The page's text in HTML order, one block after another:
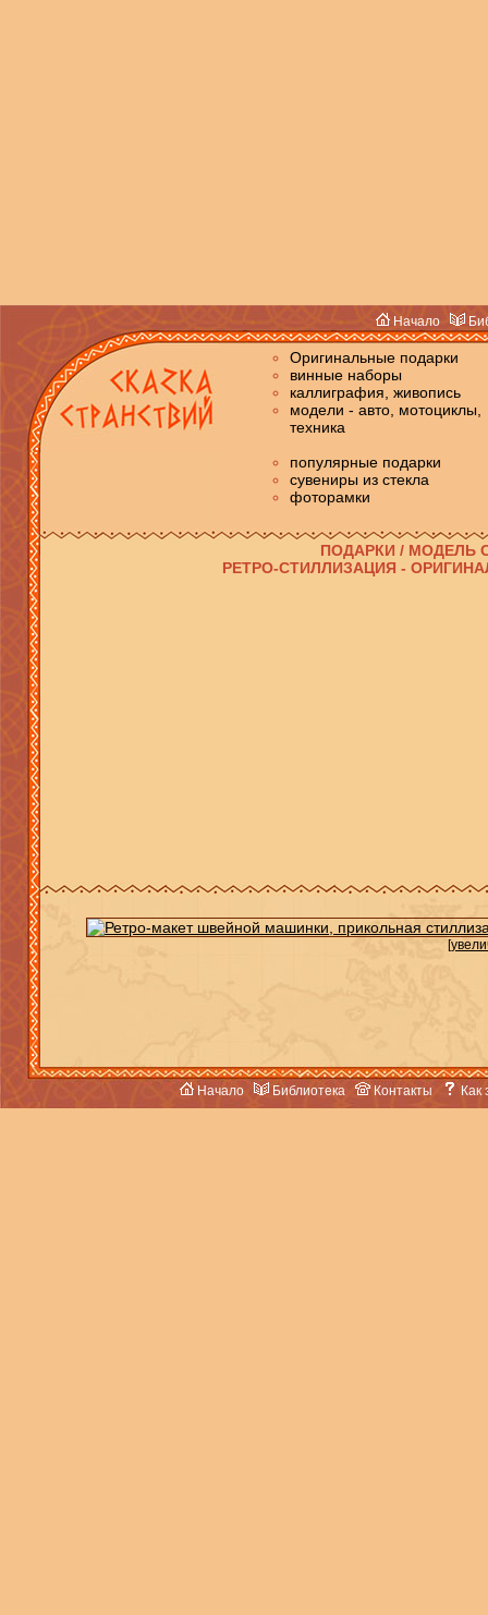
Начало
Оригинальные подарки
винные наборы
каллиграфия, живопись
модели - авто, мотоциклы,
техника
популярные подарки
сувениры из стекла
фоторамки
ПОДАРКИ / МОДЕЛЬ
РЕТРО-СТИЛЛИЗАЦИЯ -
Начало Библиотека Контакты Как